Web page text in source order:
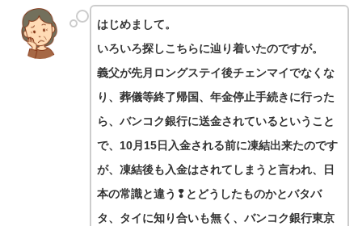
はじめまして。
いろいろ探しこちらに辿り着いたのですが。
義父が先月ロングステイ後チェンマイでなくな
り、葬儀等終了帰国、年金停止手続きに行った
ら、バンコク銀行に送金されているということ
で、10月15日入金される前に凍結出来たのです
が、凍結後も入金はされてしまうと言われ、日
本の常識と違う❢とどうしたものかとバタバ
タ、タイに知り合いも無く、バンコク銀行東京